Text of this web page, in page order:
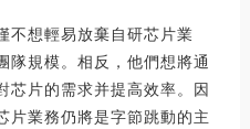
不想輕易放棄自研芯片業
隊規模。相反，他們想將通
芯片的需求并提高效率。因
片業務仍將是字節跳動的主